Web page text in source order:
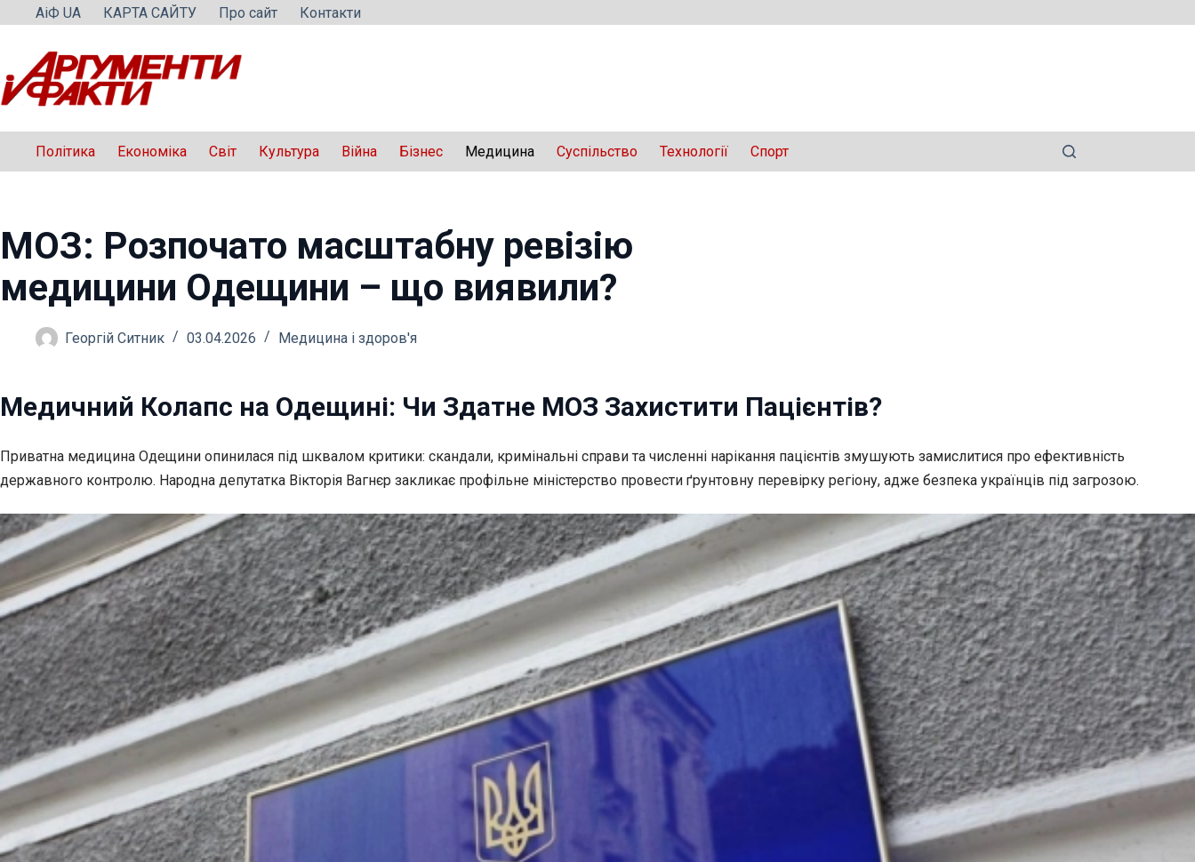
Перейти
вмісту
АіФ UA КАРТА САЙТУ Про сайт Контакти
Політика Економіка Світ Культура Війна Бізнес Медицина Суспільство Технології Спорт
МОЗ: Розпочато масштабну ревізію
медицини Одещини – що виявили?
Георгій Ситник 03.04.2026 Медицина і здоров'я
Медичний Колапс на Одещині: Чи Здатне МОЗ Захистити Пацієнтів?
Приватна медицина Одещини опинилася під шквалом критики: скандали, кримінальні справи та численні нарікання пацієнтів змушують замислитися про ефективність
державного контролю. Народна депутатка Вікторія Вагнєр закликає профільне міністерство провести ґрунтовну перевірку регіону, адже безпека українців під загрозою.